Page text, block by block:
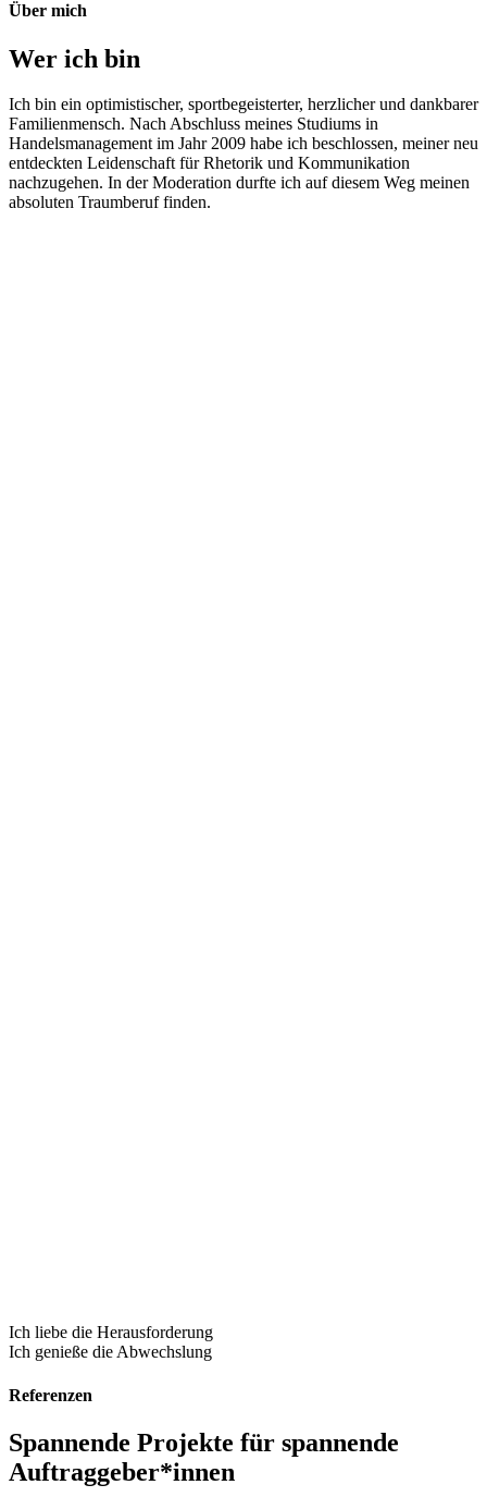
Über mich
Wer ich bin
Ich bin ein optimistischer, sportbegeisterter, herzlicher und dankbarer
Familienmensch. Nach Abschluss meines Studiums in
Handelsmanagement im Jahr 2009 habe ich beschlossen, meiner neu
entdeckten Leidenschaft für Rhetorik und Kommunikation
nachzugehen. In der Moderation durfte ich auf diesem Weg meinen
absoluten Traumberuf finden.
Ich liebe die Herausforderung
Ich genieße die Abwechslung
Referenzen
Spannende Projekte für spannende
Auftraggeber*innen